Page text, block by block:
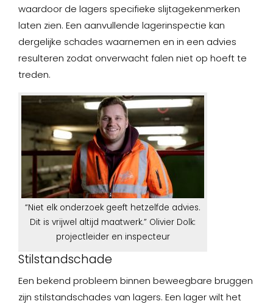
waardoor de lagers specifieke slijtagekenmerken
laten zien. Een aanvullende lagerinspectie kan
dergelijke schades waarnemen en in een advies
resulteren zodat onverwacht falen niet op hoeft te
treden.
“Niet elk onderzoek geeft hetzelfde advies.
Dit is vrijwel altijd maatwerk.” Olivier Dolk:
projectleider en inspecteur
Stilstandschade
Een bekend probleem binnen beweegbare bruggen
zijn stilstandschades van lagers. Een lager wilt het